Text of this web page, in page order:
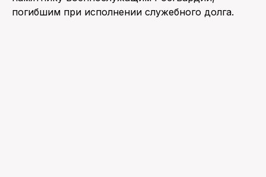
погибшим при исполнении служебного долга.